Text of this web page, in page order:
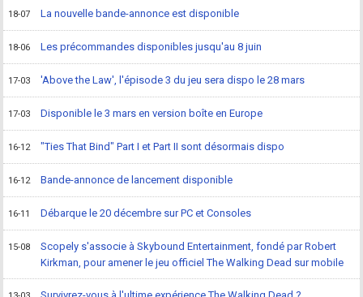
18-07 La nouvelle bande-annonce est disponible
18-06 Les précommandes disponibles jusqu'au 8 juin
17-03 'Above the Law', l'épisode 3 du jeu sera dispo le 28 mars
17-03 Disponible le 3 mars en version boîte en Europe
16-12 "Ties That Bind" Part I et Part II sont désormais dispo
16-12 Bande-annonce de lancement disponible
16-11 Débarque le 20 décembre sur PC et Consoles
15-08
Scopely s'associe à Skybound Entertainment, fondé par Robert
Kirkman, pour amener le jeu officiel The Walking Dead sur mobile